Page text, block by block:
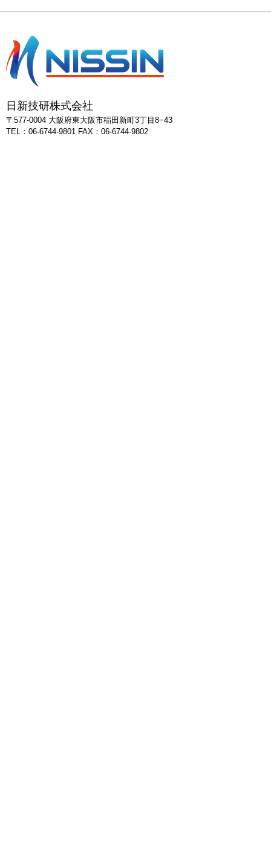
日新技研株式会社
〒577-0004 大阪府東大阪市稲田新町3丁目8−43
TEL：06-6744-9801 FAX：06-6744-9802